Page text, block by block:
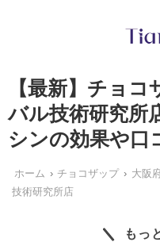
【最新】チョ
バル技術研究所
シンの効果や口
ホーム チョコザップ 大阪
技術研究所店
もっ